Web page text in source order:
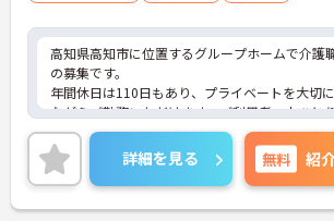
高知県高知市に位置するグループホームで介護
の募集です。
年間休日は110日もあり、プライベートを大切
ながらご勤務いただけます。ご利用者一人ひと
寄り添って、その方に合わせた介護サービスの
を行っていただける方を募集しています。
ご興味のある方には、面接対策ポイントなど、
に詳細をご案内しますのでお気軽にご相談くだ
い！
詳細を見る 無料 紹